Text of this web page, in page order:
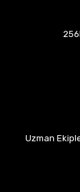
Uzman